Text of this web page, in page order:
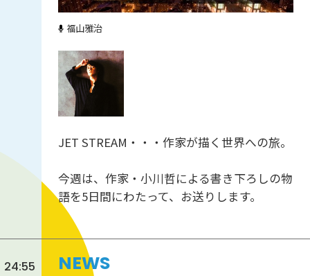
福山雅治
JET STREAM・・・作家が描く世界への旅。
今週は、作家・小川哲による書き下ろしの物
語を5日間にわたって、お送りします。
24:55
NEWS